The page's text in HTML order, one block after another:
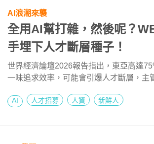
AI浪潮來襲
全用AI幫打雜，然後呢？
手埋下人才斷層種子！
世界經濟論壇2026報告指出，東亞高達
一味追求效率，可能會引爆人才斷層，主
方。
AI 人才招募 人資 新鮮人